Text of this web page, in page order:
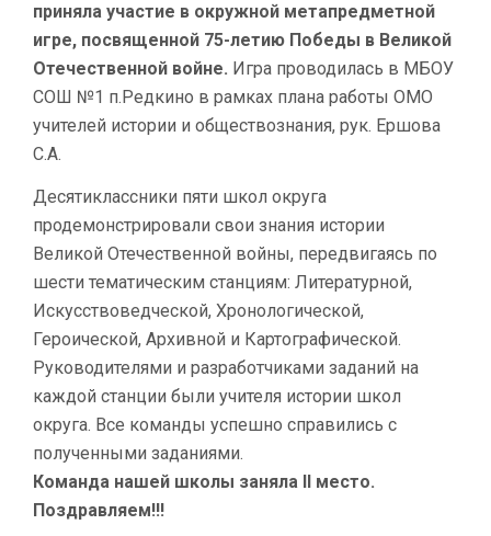
приняла участие в окружной метапредметной
игре, посвященной 75-летию Победы в Великой
Отечественной войне. Игра проводилась в МБОУ
СОШ №1 п.Редкино в рамках плана работы ОМО
учителей истории и обществознания, рук. Ершова
С.А.
Десятиклассники пяти школ округа
продемонстрировали свои знания истории
Великой Отечественной войны, передвигаясь по
шести тематическим станциям: Литературной,
Искусствоведческой, Хронологической,
Героической, Архивной и Картографической.
Руководителями и разработчиками заданий на
каждой станции были учителя истории школ
округа. Все команды успешно справились с
полученными заданиями.
Команда нашей школы заняла II место.
Поздравляем!!!